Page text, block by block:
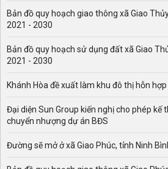
Bản đồ quy hoạch giao thông xã Giao
2021 - 2030
Bản đồ quy hoạch sử dụng đất xã Giao
2021 - 2030
Khánh Hòa đề xuất làm khu đô thị hỗn
Đại diện Sun Group kiến nghị cho phép kế
chuyển nhượng dự án BĐS
Đường sẽ mở ở xã Giao Phúc, tỉnh Ninh